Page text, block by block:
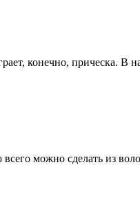
конечно, прическа. В
можно сделать из